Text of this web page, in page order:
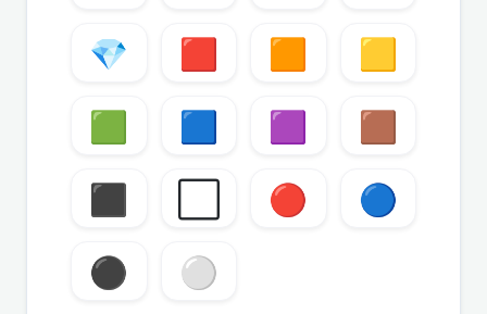
💎
🟥 🟧
🟨
🟩
🟦 🟪
🟫
⬛
🔴
🔵
⚫
⚪